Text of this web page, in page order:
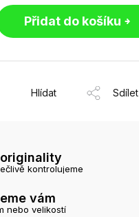
Přidat do košíku
Hlídat Sdílet
kontrolujeme
vám
nebo velikostí